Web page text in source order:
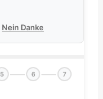
Nein Danke
5 6 7